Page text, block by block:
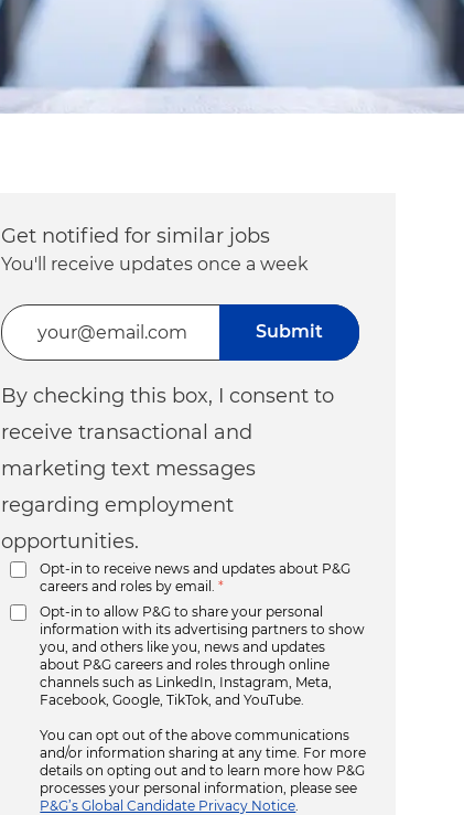
Get notified for similar jobs
You'll receive updates once a week
Enter Email address (Required)
By checking this box, I consent to
receive transactional and
marketing text messages
regarding employment
opportunities.
Opt-in to receive news and updates about P&G
careers and roles by email.
*
Opt-in to allow P&G to share your personal
information with its advertising partners to show
you, and others like you, news and updates
about P&G careers and roles through online
channels such as LinkedIn, Instagram, Meta,
Facebook, Google, TikTok, and YouTube.
You can opt out of the above communications
and/or information sharing at any time. For more
details on opting out and to learn more how P&G
processes your personal information, please see
P&G’s Global Candidate Privacy Notice
Submit